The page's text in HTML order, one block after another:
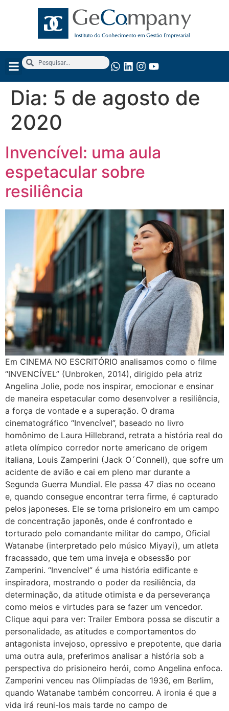
Dia: 5 de agosto de
2020
Invencível: uma aula
espetacular sobre
resiliência
Em CINEMA NO ESCRITÓRIO analisamos como o filme
“INVENCÍVEL” (Unbroken, 2014), dirigido pela atriz
Angelina Jolie, pode nos inspirar, emocionar e ensinar
de maneira espetacular como desenvolver a resiliência,
a força de vontade e a superação. O drama
cinematográfico “Invencível”, baseado no livro
homônimo de Laura Hillebrand, retrata a história real do
atleta olímpico corredor norte americano de origem
italiana, Louis Zamperini (Jack O´Connell), que sofre um
acidente de avião e cai em pleno mar durante a
Segunda Guerra Mundial. Ele passa 47 dias no oceano
e, quando consegue encontrar terra firme, é capturado
pelos japoneses. Ele se torna prisioneiro em um campo
de concentração japonês, onde é confrontado e
torturado pelo comandante militar do campo, Oficial
Watanabe (interpretado pelo músico Miyayi), um atleta
fracassado, que tem uma inveja e obsessão por
Zamperini. “Invencível” é uma história edificante e
inspiradora, mostrando o poder da resiliência, da
determinação, da atitude otimista e da perseverança
como meios e virtudes para se fazer um vencedor.
Clique aqui para ver: Trailer Embora possa se discutir a
personalidade, as atitudes e comportamentos do
antagonista invejoso, opressivo e prepotente, que daria
uma outra aula, preferimos analisar a história sob a
perspectiva do prisioneiro herói, como Angelina enfoca.
Zamperini venceu nas Olimpíadas de 1936, em Berlim,
quando Watanabe também concorreu. A ironia é que a
vida irá reuni-los mais tarde no campo de